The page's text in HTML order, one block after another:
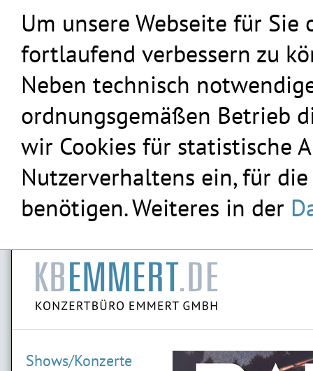
Um unsere Webseite für
fortlaufend verbessern zu
Neben technisch
ordnungsgemäßen Betrieb
wir Cookies für statistische
Nutzerverhaltens ein, für
benötigen. Weiteres in der
Shows/Konzerte